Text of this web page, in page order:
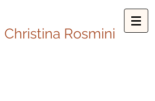
Christina Rosmini